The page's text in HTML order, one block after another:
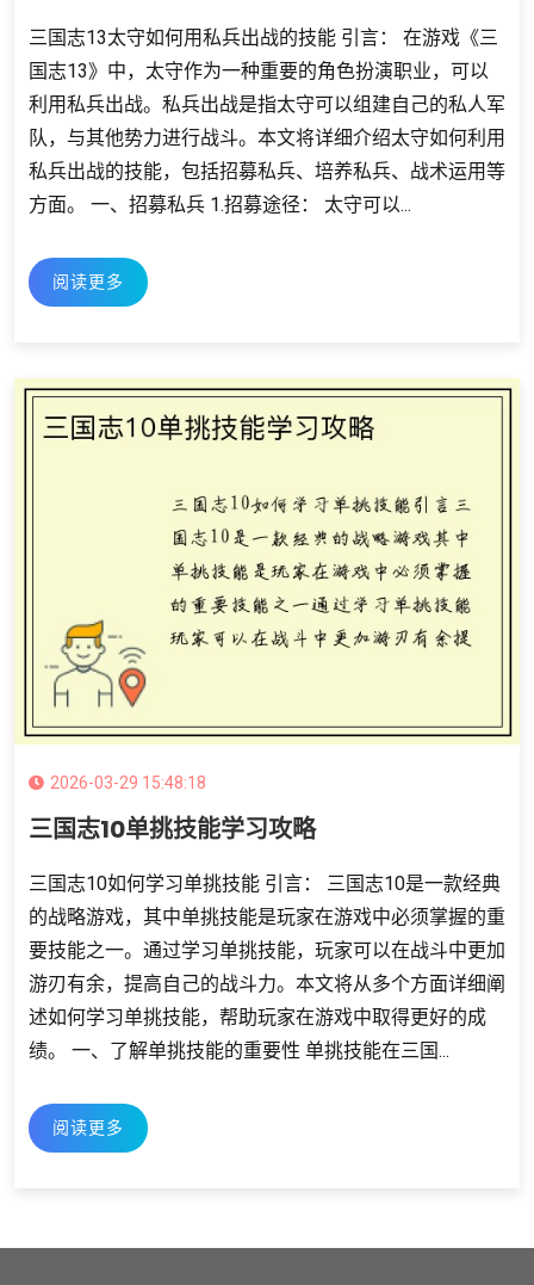
三国志13太守如何用私兵出战的技能 引言： 在游戏《三
国志13》中，太守作为一种重要的角色扮演职业，可以
利用私兵出战。私兵出战是指太守可以组建自己的私人军
队，与其他势力进行战斗。本文将详细介绍太守如何利用
私兵出战的技能，包括招募私兵、培养私兵、战术运用等
方面。 一、招募私兵 1.招募途径： 太守可以...
阅读更多
2026-03-29 15:48:18
三国志10单挑技能学习攻略
三国志10如何学习单挑技能 引言： 三国志10是一款经典
的战略游戏，其中单挑技能是玩家在游戏中必须掌握的重
要技能之一。通过学习单挑技能，玩家可以在战斗中更加
游刃有余，提高自己的战斗力。本文将从多个方面详细阐
述如何学习单挑技能，帮助玩家在游戏中取得更好的成
绩。 一、了解单挑技能的重要性 单挑技能在三国...
阅读更多